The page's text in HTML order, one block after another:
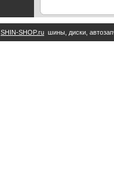
SHIN-SHOP.ru шины, диски,